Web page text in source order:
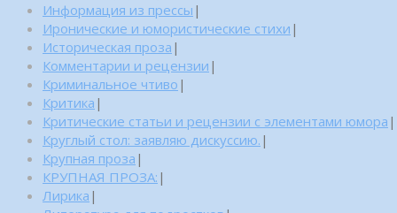
Информация из прессы |
Иронические и юмористические стихи |
Историческая проза |
Комментарии и рецензии |
Криминальное чтиво |
Критика |
Критические статьи и рецензии с элементами юмора |
Круглый стол: заявляю дискуссию. |
Крупная проза |
КРУПНАЯ ПРОЗА: |
Лирика |